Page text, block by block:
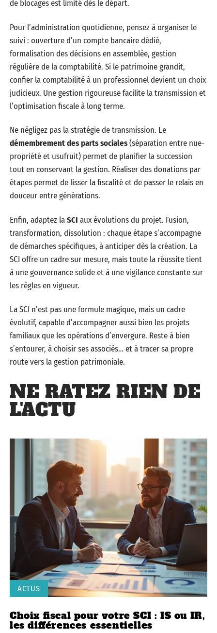
de blocages est limité dès le départ.
Pour l’administration quotidienne, pensez à organiser le
suivi : ouverture d’un compte bancaire dédié,
formalisation des décisions en assemblée, gestion
régulière de la comptabilité. Si le patrimoine grandit,
confier la comptabilité à un professionnel devient un choix
judicieux. Une gestion rigoureuse facilite la transmission et
l’optimisation fiscale à long terme.
Ne négligez pas la stratégie de transmission. Le
démembrement des parts sociales(séparation entre nue-
propriété et usufruit) permet de planifier la succession
tout en conservant la gestion. Réaliser des donations par
étapes permet de lisser la fiscalité et de passer le relais en
douceur entre générations.
Enfin, adaptez laSCI aux évolutions du projet. Fusion,
transformation, dissolution : chaque étape s’accompagne
de démarches spécifiques, à anticiper dès la création. La
SCI offre un cadre sur mesure, mais toute la réussite tient
à une gouvernance solide et à une vigilance constante sur
les règles en vigueur.
La SCI n’est pas une formule magique, mais un cadre
évolutif, capable d’accompagner aussi bien les projets
familiaux que les opérations d’envergure. Reste à bien
s’entourer, à choisir ses associés… et à tracer sa propre
route vers la gestion patrimoniale.
NE RATEZ RIEN DE
L'ACTU
ACTUS
Choix fiscal pour votre SCI : IS ou IR,
les différences essentielles